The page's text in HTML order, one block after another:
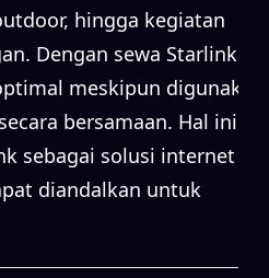
hingga kegiatan
Dengan sewa Starlink,
meskipun digunakan
bersamaan. Hal ini
sebagai solusi internet
diandalkan untuk